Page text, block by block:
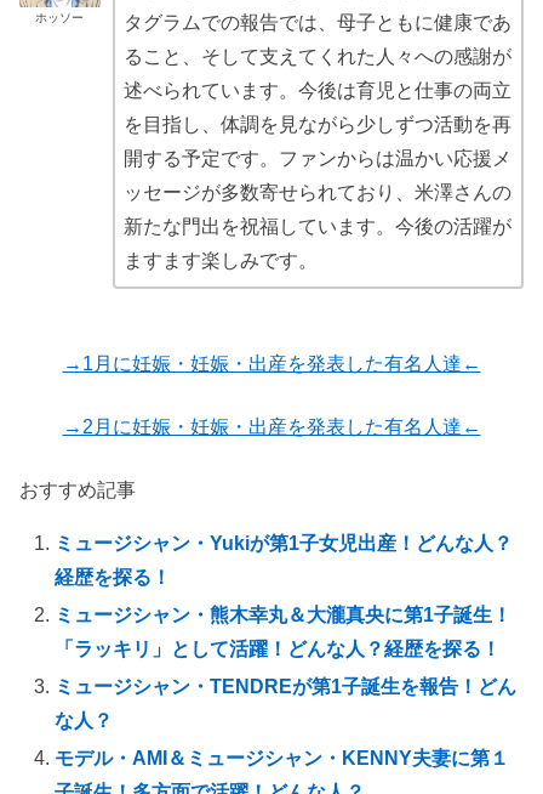
ホッソー
タグラムでの報告では、母子ともに健康であ
ること、そして支えてくれた人々への感謝が
述べられています。今後は育児と仕事の両立
を目指し、体調を見ながら少しずつ活動を再
開する予定です。ファンからは温かい応援メ
ッセージが多数寄せられており、米澤さんの
新たな門出を祝福しています。今後の活躍が
ますます楽しみです。
→1月に妊娠・妊娠・出産を発表した有名人達←
→2月に妊娠・妊娠・出産を発表した有名人達←
おすすめ記事
ミュージシャン・Yukiが第1子女児出産！どんな人？
経歴を探る！
ミュージシャン・熊木幸丸＆大瀧真央に第1子誕生！
「ラッキリ」として活躍！どんな人？経歴を探る！
ミュージシャン・TENDREが第1子誕生を報告！どん
な人？
モデル・AMI＆ミュージシャン・KENNY夫妻に第１